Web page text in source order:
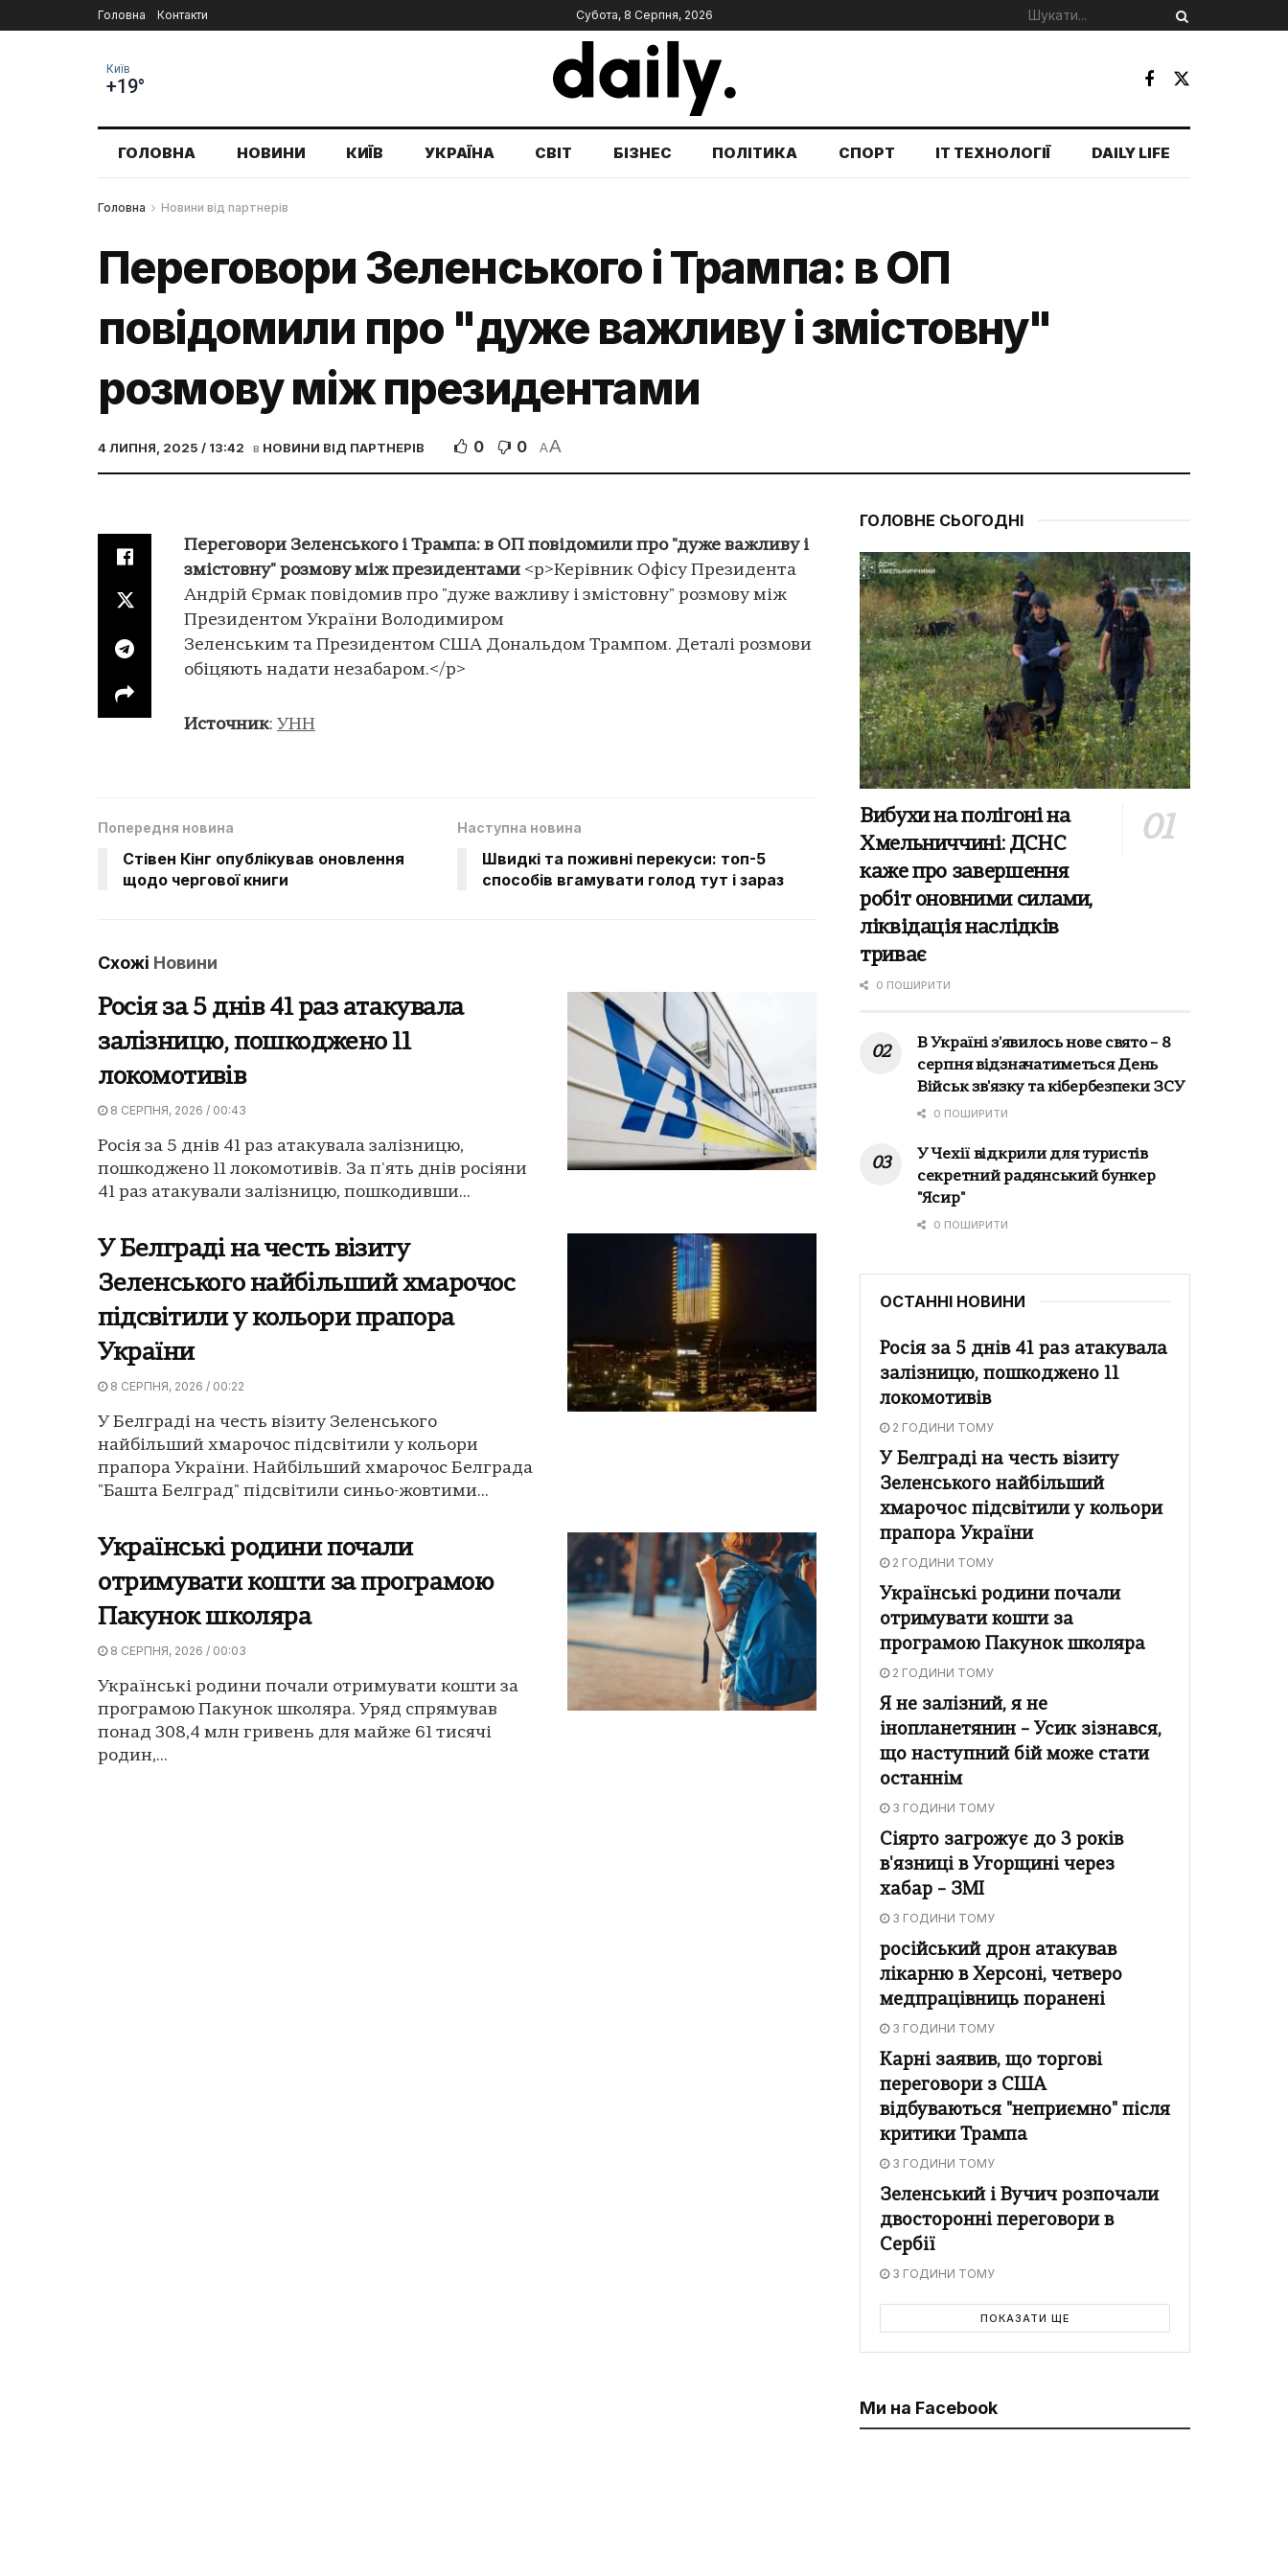
Головна Контакти Субота, 8 Серпня, 2026
Київ
+19°
ГОЛОВНА НОВИНИ КИЇВ УКРАЇНА СВІТ БІЗНЕС ПОЛІТИКА СПОРТ IT ТЕХНОЛОГІЇ DAILY LIFE
Головна Новини від партнерів
Переговори Зеленського і Трампа: в ОП
повідомили про "дуже важливу і змістовну"
розмову між президентами
4 ЛИПНЯ, 2025 / 13:42 в НОВИНИ ВІД ПАРТНЕРІВ 0 0 AA
Переговори Зеленського і Трампа: в ОП повідомили про "дуже важливу і
змістовну" розмову між президентами <p>Керівник Офісу Президента
Андрій Єрмак повідомив про "дуже важливу і змістовну" розмову між
Президентом України Володимиром
Зеленським та Президентом США Дональдом Трампом. Деталі розмови
обіцяють надати незабаром.</p>
Источник: УНН
Попередня новина
Стівен Кінг опублікував оновлення
щодо чергової книги
Наступна новина
Швидкі та поживні перекуси: топ-5
способів вгамувати голод тут і зараз
Схожі Новини
Росія за 5 днів 41 раз атакувала
залізницю, пошкоджено 11
локомотивів
8 СЕРПНЯ, 2026 / 00:43
Росія за 5 днів 41 раз атакувала залізницю,
пошкоджено 11 локомотивів. За п'ять днів росіяни
41 раз атакували залізницю, пошкодивши...
У Белграді на честь візиту
Зеленського найбільший хмарочос
підсвітили у кольори прапора
України
8 СЕРПНЯ, 2026 / 00:22
У Белграді на честь візиту Зеленського
найбільший хмарочос підсвітили у кольори
прапора України. Найбільший хмарочос Белграда
"Башта Белград" підсвітили синьо-жовтими...
Українські родини почали
отримувати кошти за програмою
Пакунок школяра
8 СЕРПНЯ, 2026 / 00:03
Українські родини почали отримувати кошти за
програмою Пакунок школяра. Уряд спрямував
понад 308,4 млн гривень для майже 61 тисячі
родин,...
ГОЛОВНЕ СЬОГОДНІ
Вибухи на полігоні на
Хмельниччині: ДСНС
каже про завершення
робіт оновними силами,
ліквідація наслідків
триває
0 ПОШИРИТИ
В Україні з'явилось нове свято – 8
серпня відзначатиметься День
Військ зв'язку та кібербезпеки ЗСУ
0 ПОШИРИТИ
У Чехії відкрили для туристів
секретний радянський бункер
"Ясир"
0 ПОШИРИТИ
ОСТАННІ НОВИНИ
Росія за 5 днів 41 раз атакувала
залізницю, пошкоджено 11
локомотивів
2 ГОДИНИ ТОМУ
У Белграді на честь візиту
Зеленського найбільший
хмарочос підсвітили у кольори
прапора України
2 ГОДИНИ ТОМУ
Українські родини почали
отримувати кошти за
програмою Пакунок школяра
2 ГОДИНИ ТОМУ
Я не залізний, я не
інопланетянин – Усик зізнався,
що наступний бій може стати
останнім
3 ГОДИНИ ТОМУ
Сіярто загрожує до 3 років
в'язниці в Угорщині через
хабар – ЗМІ
3 ГОДИНИ ТОМУ
російський дрон атакував
лікарню в Херсоні, четверо
медпрацівниць поранені
3 ГОДИНИ ТОМУ
Карні заявив, що торгові
переговори з США
відбуваються "неприємно" після
критики Трампа
3 ГОДИНИ ТОМУ
Зеленський і Вучич розпочали
двосторонні переговори в
Сербії
3 ГОДИНИ ТОМУ
ПОКАЗАТИ ЩЕ
Ми на Facebook